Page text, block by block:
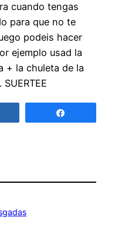
cuando tengas
para que no te
podeis hacer
ejemplo usad la
+ la chuleta de la